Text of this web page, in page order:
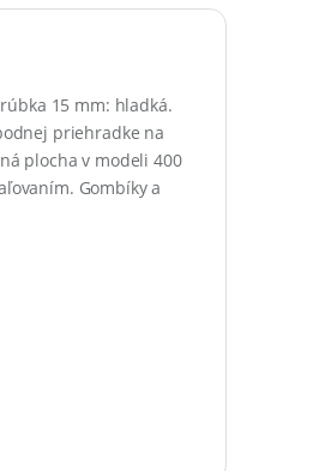
15 mm: hladká.
priehradke na
plocha v modeli 400
Gombíky a